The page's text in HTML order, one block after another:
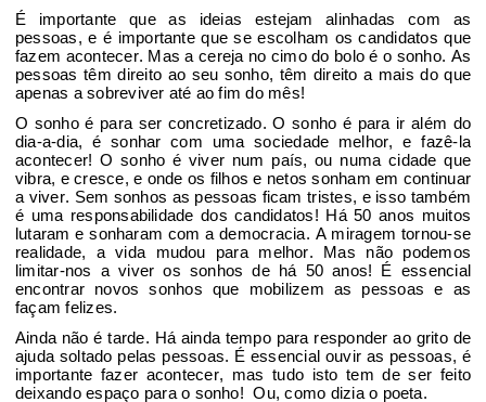
É importante que as ideias estejam alinhadas com as
pessoas,e é importanteque se escolham os candidatos que
fazem acontecer. Mas a cereja no cimo do bolo é o sonho. As
pessoas têm direito ao seu sonho, têm direito a mais do que
apenas a sobreviver até ao fim do mês!
O sonho é para ser concretizado. O sonho é para ir além do
dia-a-dia, é sonhar com uma sociedade melhor, e fazê-la
acontecer! O sonho é viver num país, ou numa cidade que
vibra, e cresce, e onde os filhos e netos sonham em continuar
a viver. Sem sonhos as pessoas ficam tristes, e isso também
é uma responsabilidade dos candidatos! Há 50 anos muitos
lutaram e sonharam com a democracia. A miragem tornou-se
realidade, a vida mudou para melhor. Mas não podemos
limitar-nos
a viver os sonhos de há 50 anos! É essencial
encontrar novos sonhos que mobilizem as pessoas e as
façam felizes.
Ainda não é tarde. Há ainda tempo para responder ao grito de
ajuda soltado pelas pessoas. É essencial ouvir as pessoas, é
importante fazer acontecer, mas tudo isto tem de ser feito
deixando espaço para o sonho! Ou, como dizia o poeta.